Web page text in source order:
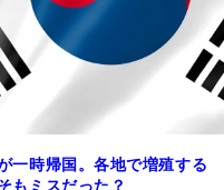
一時帰国。各地で増殖する
もミスだった？